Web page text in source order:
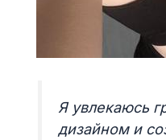
Я увлекаюсь
дизайном и